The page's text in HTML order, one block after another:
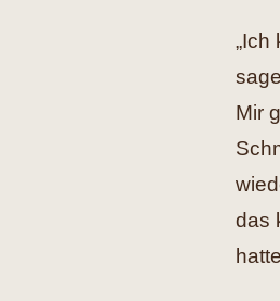
„Ich
Mir
das